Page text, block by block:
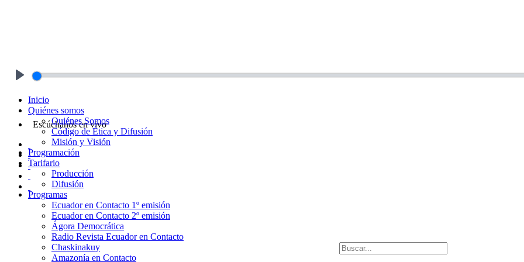
Escúchanos en vivo
Inicio
Quiénes somos
Quiénes Somos
Código de Ética y Difusión
Misión y Visión
Programación
Tarifario
Producción
Difusión
Programas
Ecuador en Contacto 1º emisión
Ecuador en Contacto 2º emisión
Ágora Democrática
Radio Revista Ecuador en Contacto
Chaskinakuy
Amazonía en Contacto